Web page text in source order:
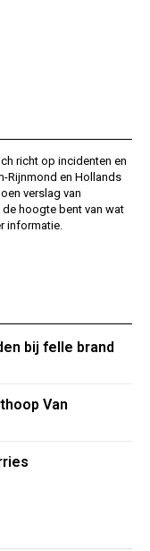
richt op incidenten en
Rijnmond en Hollands
verslag van
hoogte bent van wat
informatie.
bij felle brand
Van